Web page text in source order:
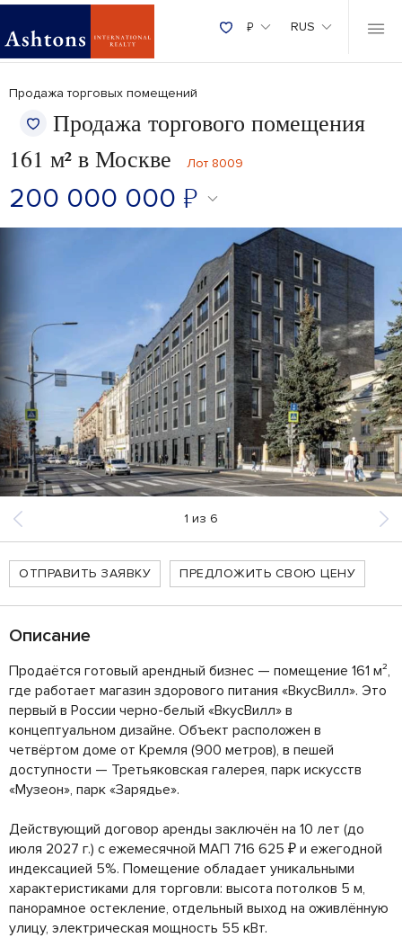
₽ RUS
Продажа торговых помещений
Продажа торгового помещения
161 м² в Москве
Лот 8009
200 000 000 ₽
1 из 6
ОТПРАВИТЬ ЗАЯВКУ ПРЕДЛОЖИТЬ СВОЮ ЦЕНУ
Описание
Продаётся готовый арендный бизнес — помещение 161 м²,
где работает магазин здорового питания «ВкусВилл». Это
первый в России черно-белый «ВкусВилл» в
концептуальном дизайне. Объект расположен в
четвёртом доме от Кремля (900 метров), в пешей
доступности — Третьяковская галерея, парк искусств
«Музеон», парк «Зарядье».
Действующий договор аренды заключён на 10 лет (до
июля 2027 г.) с ежемесячной МАП 716 625 ₽ и ежегодной
индексацией 5%. Помещение обладает уникальными
характеристиками для торговли: высота потолков 5 м,
панорамное остекление, отдельный выход на оживлённую
улицу, электрическая мощность 55 кВт.